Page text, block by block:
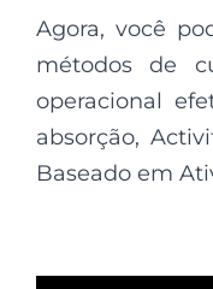
Agora, você
métodos de
operacional
absorção,
Baseado em